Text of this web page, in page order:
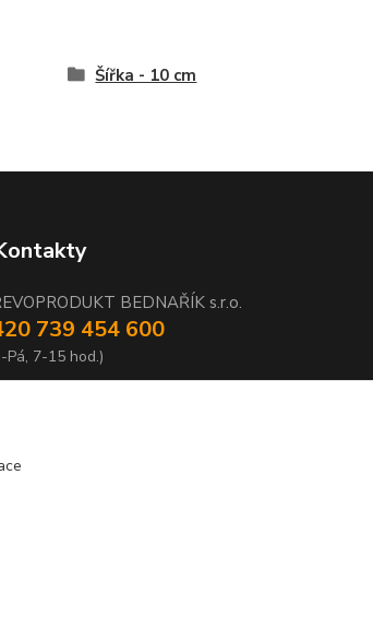
Šířka - 10 cm
BEDNAŘÍK s.r.o.
739 454 600
Pá, 7-15 hod.)